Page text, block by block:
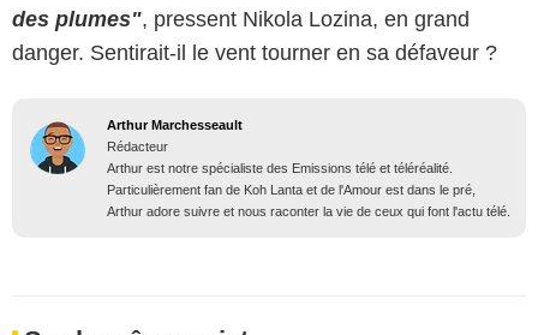
des plumes", pressent Nikola Lozina, en grand
danger. Sentirait-il le vent tourner en sa défaveur ?
Arthur Marchesseault
Rédacteur
Arthur est notre spécialiste des Emissions télé et téléréalité.
Particulièrement fan de Koh Lanta et de l'Amour est dans le pré,
Arthur adore suivre et nous raconter la vie de ceux qui font l'actu télé.